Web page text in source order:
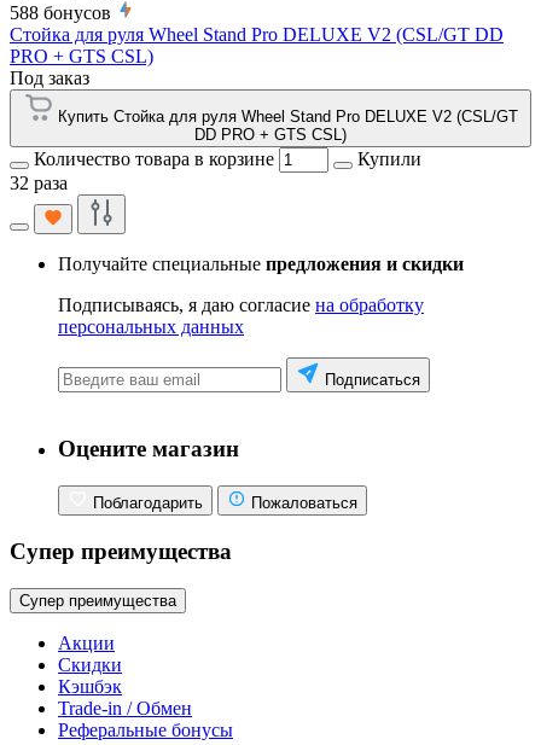
588 бонусов
Стойка для руля Wheel Stand Pro DELUXE V2 (CSL/GT DD
PRO + GTS CSL)
Под заказ
Купить Стойка для руля Wheel Stand Pro DELUXE V2 (CSL/GT
DD PRO + GTS CSL)
Количество товара в корзине
Купили
32 раза
Получайте специальные предложения и скидки
Подписываясь, я даю согласие на обработку
персональных данных
Подписаться
Оцените магазин
Поблагодарить Пожаловаться
Супер преимущества
Супер преимущества
Акции
Скидки
Кэшбэк
Trade-in / Обмен
Реферальные бонусы